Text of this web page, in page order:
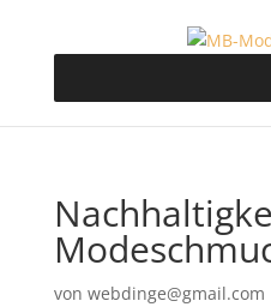
von webdinge@gmail.com